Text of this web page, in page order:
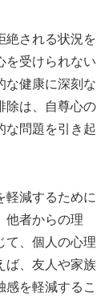
絶される状況を
を受けられない
な健康に深刻な
除は、自尊心の
な問題を引き起
軽減するために
他者からの理
て、個人の心理
ば、友人や家族
を軽減するこ